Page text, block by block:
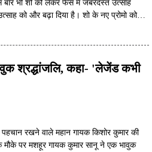
भी शो को लेकर फैंस में जबरदस्त उत्साह
को और बढ़ा दिया है। शो के नए प्रोमो को
श्रद्धांजलि, कहा- 'लेजेंड कभी
रखने वाले महान गायक किशोर कुमार की
पर मशहूर गायक कुमार सानू ने एक भावुक